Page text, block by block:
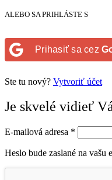
ALEBO SA PRIHLÁSTE S
Prihasiť sa cez
Ste tu nový? Vytvoriť účet
Je skvelé vidieť
E-mailová adresa *
Heslo bude zaslané na vašu